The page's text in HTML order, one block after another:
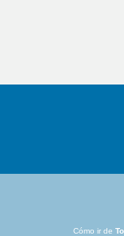
Cómo ir de